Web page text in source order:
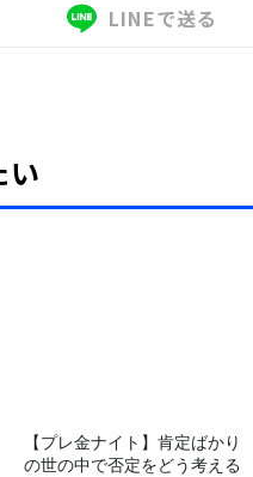
LINEで送る
い
【プレ金ナイト】肯定ばかり
の世の中で否定をどう考える